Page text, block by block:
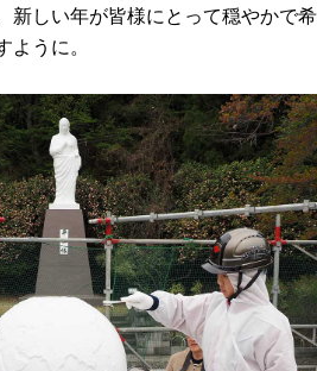
新しい年が皆様にとって穏やかで希
ように。